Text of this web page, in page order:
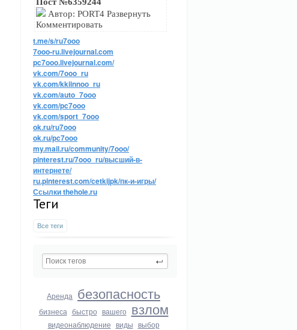
Автор: PORT4 Развернуть
Комментировать
t.me/s/ru7ooo
7ooo-ru.livejournal.com
pc7ooo.livejournal.com/
vk.com/7ooo_ru
vk.com/kkiinnoo_ru
vk.com/auto_7ooo
vk.com/pc7ooo
vk.com/sport_7ooo
ok.ru/ru7ooo
ok.ru/pc7ooo
my.mail.ru/community/7ooo/
pinterest.ru/7ooo_ru/высший-в-
интернете/
ru.pinterest.com/cetkijpk/пк-и-игры/
Ссылки thehole.ru
Теги
Все теги
Аренда безопасность
бизнеса быстро вашего взлом
видеонаблюдение виды выбор